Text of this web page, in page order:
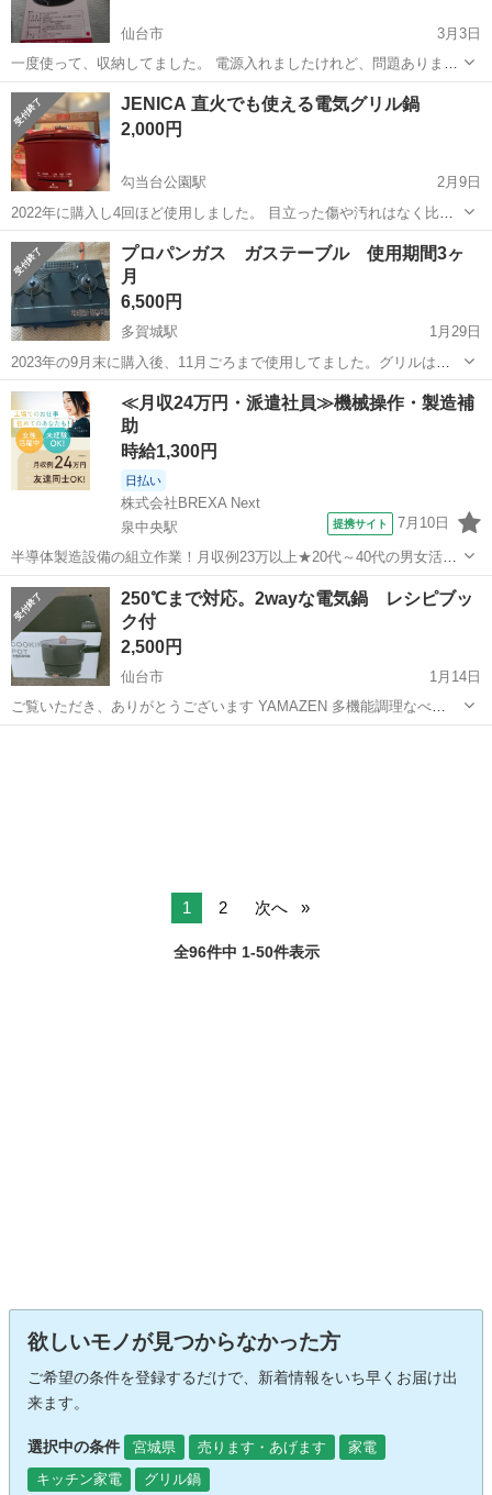
仙台市
3月3日
一度使って、収納してました。 電源入れましたけれど、問題ありませ
ん。 テフロンの所に、白くなってますけれど、大丈夫だと思います。
値下げします。 よろしくお願いいたします
宮城 仙台市 キッチン家電 グリル
JENICA 直火でも使える電気グリル鍋
2,000円
勾当台公園駅
2月9日
2022年に購入し4回ほど使用しました。 目立った傷や汚れはなく比較
的新品に近いかと思いますが、あくまで中古品ということを理解した
上でご購入お願いいたします。 レシピブック付きです。 箱もあります
が形がやや歪んでいるの...
宮城 仙台市 勾当台公園駅 キッチン家電 JENICA
プロパンガス ガステーブル 使用期間3ヶ
月
6,500円
多賀城駅
1月29日
2023年の9月末に購入後、11月ごろまで使用してました。グリルは使
用してません。 使用期間少ないので、きれいめです。 メーカー保証期
間残ってるので 保証書もつきます。 多賀城利府塩竈あたりで受け渡し
ます。 ...
宮城 仙台市 多賀城駅 キッチン家電 プロパンガス
≪月収24万円・派遣社員≫機械操作・製造補
助
時給1,300円
日払い
株式会社BREXA Next
泉中央駅
提携サイト 7月10日
半導体製造設備の組立作業！月収例23万以上★20代～40代の男女活躍
中中！社会保険完備！送迎あり！◎マイカー通勤OK＆無料駐車場完
備！作業着無償貸与◎食堂利用可★《宮城県黒川郡大和町》 人気の工
場のお仕事 ◇半導体製造設備...
宮城 泉中央駅 その他
250℃まで対応。2wayな電気鍋 レシピブッ
ク付
2,500円
仙台市
1月14日
ご覧いただき、ありがとうございます YAMAZEN 多機能調理なべ
GGC-AW600 クッキングポット（COOKING POT） 新品未使用品です
1 2 次へ
全96件中 1-50件表示
欲しいモノが見つからなかった方
ご希望の条件を登録するだけで、新着情報をいち早くお届け出
来ます。
選択中の条件 宮城県 売ります・あげます
家電
キッチン家電
グリル鍋